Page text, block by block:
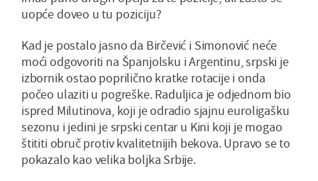
uopće doveo u tu poziciju?
Kad je postalo jasno da Birčević i Simonović neće
moći odgovoriti na Španjolsku i Argentinu, srpski je
izbornik ostao poprilično kratke rotacije i onda
počeo ulaziti u pogreške. Raduljica je odjednom bio
ispred Milutinova, koji je odradio sjajnu euroligašku
sezonu i jedini je srpski centar u Kini koji je mogao
štititi obruč protiv kvalitetnijih bekova. Upravo se to
pokazalo kao velika boljka Srbije.